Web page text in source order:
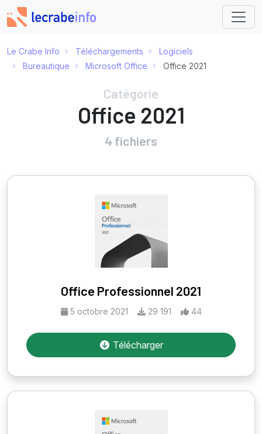
Le Crabe Info Téléchargements
Logiciels
Bureautique
Microsoft Office Office 2021
Catégorie
Office 2021
4 fichiers
Office Professionnel 2021
5 octobre 2021 29 191 44
Télécharger